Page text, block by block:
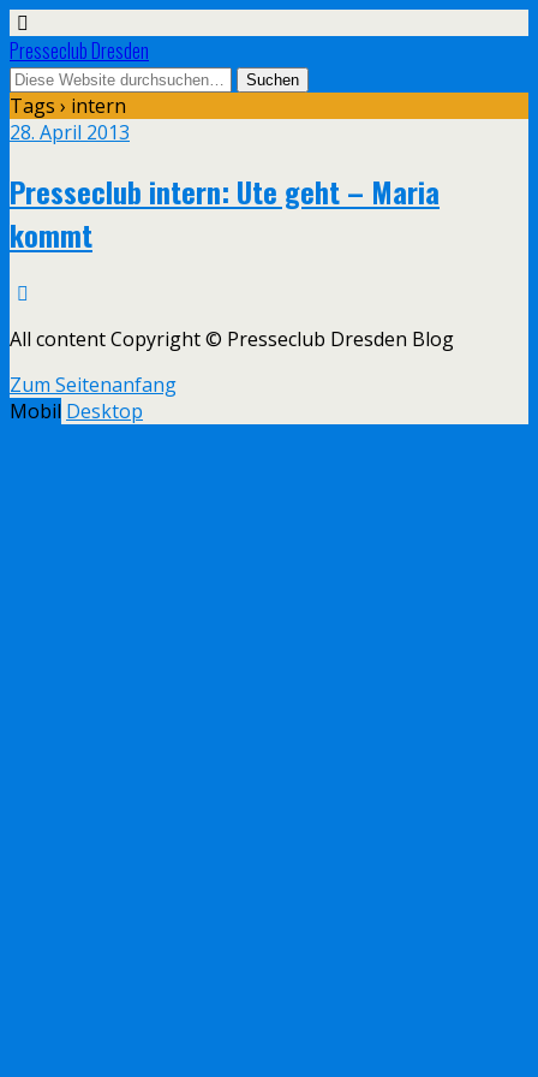
Presseclub Dresden
Tags › intern
28. April 2013
Presseclub intern: Ute geht – Maria
kommt
All content Copyright © Presseclub Dresden Blog
Zum Seitenanfang
Mobil Desktop